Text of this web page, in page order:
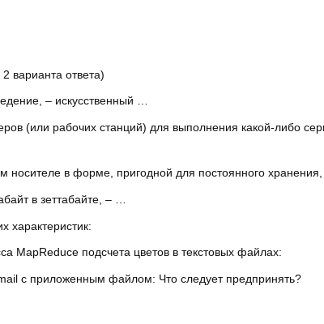
варианта ответа)
– искусственный …
(или рабочих станций) для выполнения какой-либо
в форме, пригодной для постоянного
в зеттабайте, – …
характеристик:
MapReduсe подсчета цветов в текстовых файлах:
с приложенным файлом: Что следует предпринять?